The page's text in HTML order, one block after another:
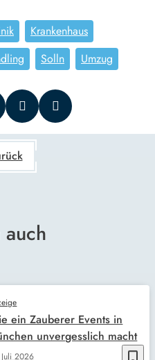
Krankenhaus
Solln Umzug
bookmark_border
2026
ein Zauberer Events in
unvergesslich macht